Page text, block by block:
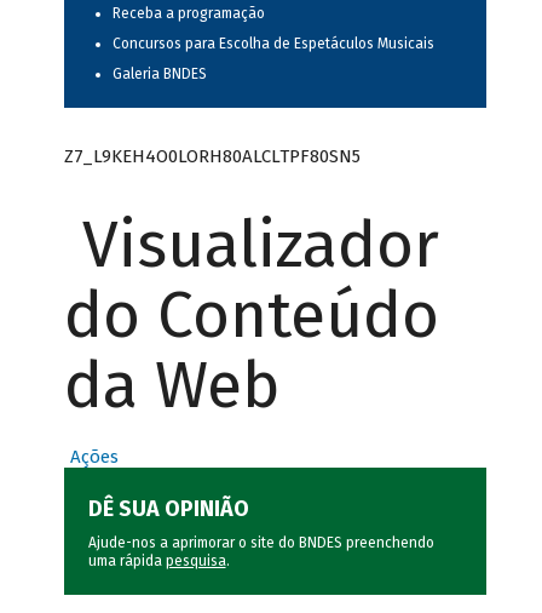
Receba a programação
Concursos para Escolha de Espetáculos Musicais
Galeria BNDES
Z7_L9KEH4O0LORH80ALCLTPF80SN5
Visualizador
do Conteúdo
da Web
Ações
DÊ SUA OPINIÃO
Ajude-nos a aprimorar o site do BNDES preenchendo
uma rápida pesquisa.